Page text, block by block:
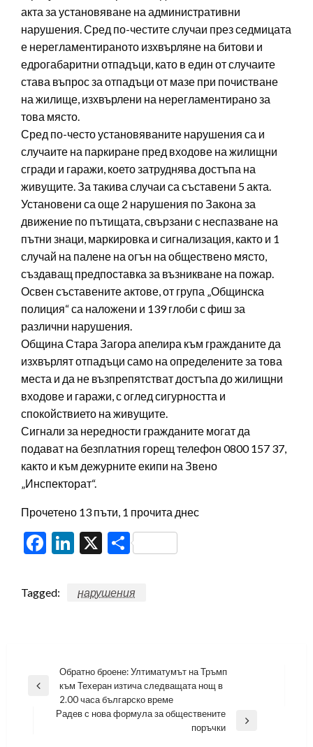
акта за установяване на административни
нарушения. Сред по-честите случаи през седмицата
е нерегламентираното изхвърляне на битови и
едрогабаритни отпадъци, като в един от случаите
става въпрос за отпадъци от мазе при почистване
на жилище, изхвърлени на нерегламентирано за
това място.
Сред по-често установяваните нарушения са и
случаите на паркиране пред входове на жилищни
сгради и гаражи, което затруднява достъпа на
живущите. За такива случаи са съставени 5 акта.
Установени са още 2 нарушения по Закона за
движение по пътищата, свързани с неспазване на
пътни знаци, маркировка и сигнализация, както и 1
случай на палене на огън на обществено място,
създаващ предпоставка за възникване на пожар.
Освен съставените актове, от група „Общинска
полиция“ са наложени и 139 глоби с фиш за
различни нарушения.
Община Стара Загора апелира към гражданите да
изхвърлят отпадъци само на определените за това
места и да не възпрепятстват достъпа до жилищни
входове и гаражи, с оглед сигурността и
спокойствието на живущите.
Сигнали за нередности гражданите могат да
подават на безплатния горещ телефон 0800 157 37,
както и към дежурните екипи на Звено
„Инспекторат“.
Прочетено 13 пъти, 1 прочита днес
Facebook
LinkedIn
X Share
Tagged: нарушения
Навигация
Previous
Обратно броене: Ултиматумът на Тръмп
към Техеран изтича следващата нощ в
2.00 часа българско време
Радев с нова формула за обществените
поръчки